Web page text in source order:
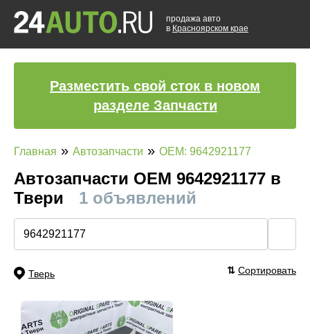
продажа авто
в Красноярском крае
Разместить свой сток в новом
разделе Запчасти
Главная » Автозапчасти » OEM: 9642921177
Автозапчасти ОЕМ 9642921177 в
Твери
1 объявлений
Тверь ⇅ Сортировать